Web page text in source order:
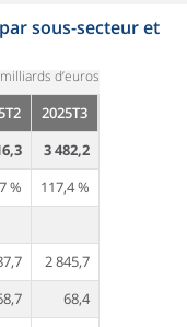
sous-secteur et
d’euros
2025T3
3 482,2
%
117,4 %
2 845,7
68,4